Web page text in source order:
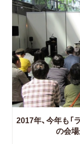
2017年、今年も「
の会